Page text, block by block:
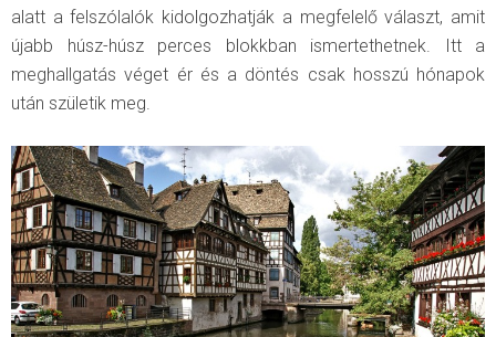
alatt a felszólalók kidolgozhatják a megfelelő választ, amit
újabb húsz-húsz perces blokkban ismertethetnek. Itt a
meghallgatás véget ér és a döntés csak hosszú hónapok
után születik meg.